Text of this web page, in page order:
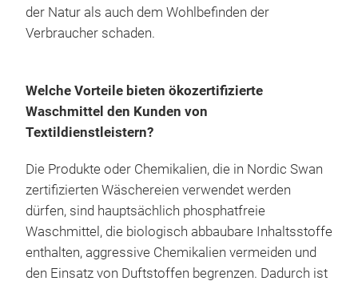
der Natur als auch dem Wohlbefinden der
Verbraucher schaden.
Welche Vorteile bieten ökozertifizierte
Waschmittel den Kunden von
Textildienstleistern?
Die Produkte oder Chemikalien, die in Nordic Swan
zertifizierten Wäschereien verwendet werden
dürfen, sind hauptsächlich phosphatfreie
Waschmittel, die biologisch abbaubare Inhaltsstoffe
enthalten, aggressive Chemikalien vermeiden und
den Einsatz von Duftstoffen begrenzen. Dadurch ist